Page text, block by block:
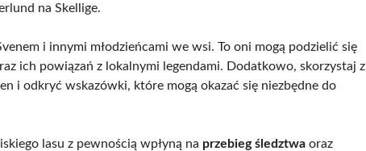
na Skellige.
i innymi młodzieńcami we wsi. To oni mogą podzielić się
ich powiązań z lokalnymi legendami. Dodatkowo, skorzystaj z
i odkryć wskazówki, które mogą okazać się niezbędne do
lasu z pewnością wpłyną na przebieg śledztwa oraz